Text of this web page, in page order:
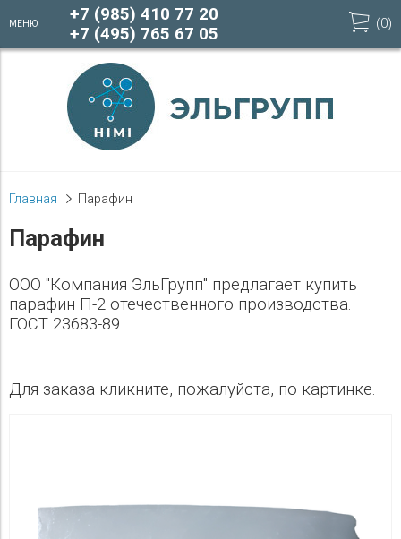
МЕНЮ
+7 (985) 410 77 20
+7 (495) 765 67 05
(0)
Главная Парафин
Парафин
ООО "Компания ЭльГрупп" предлагает купить
парафин П-2 отечественного производства.
ГОСТ 23683-89
Для заказа кликните, пожалуйста, по картинке.